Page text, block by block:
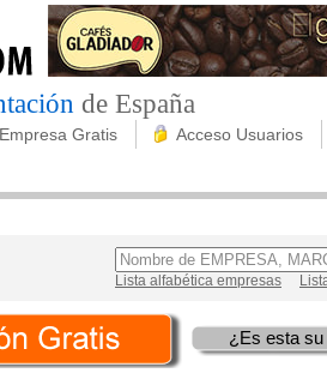
de España
Gratis Acceso Usuarios
Lista alfabética empresas
¿Es esta